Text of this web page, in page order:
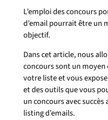
L’emploi des concours
d’email pourrait être un
objectif.
Dans cet article, nous
concours sont un
votre liste et vous
et des outils que vous
un concours avec
listing d’emails.